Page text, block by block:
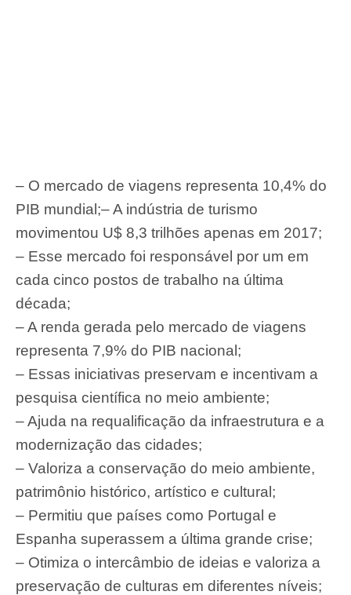
– O mercado de viagens representa 10,4% do
PIB mundial;– A indústria de turismo
movimentou U$ 8,3 trilhões apenas em 2017;
– Esse mercado foi responsável por um em
cada cinco postos de trabalho na última
década;
– A renda gerada pelo mercado de viagens
representa 7,9% do PIB nacional;
– Essas iniciativas preservam e incentivam a
pesquisa científica no meio ambiente;
– Ajuda na requalificação da infraestrutura e a
modernização das cidades;
– Valoriza a conservação do meio ambiente,
patrimônio histórico, artístico e cultural;
– Permitiu que países como Portugal e
Espanha superassem a última grande crise;
– Otimiza o intercâmbio de ideias e valoriza a
preservação de culturas em diferentes níveis;